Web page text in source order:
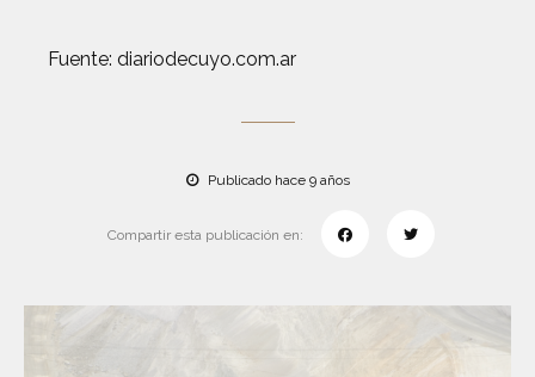
Fuente: diariodecuyo.com.ar
Publicado hace 9 años
Compartir esta publicación en: